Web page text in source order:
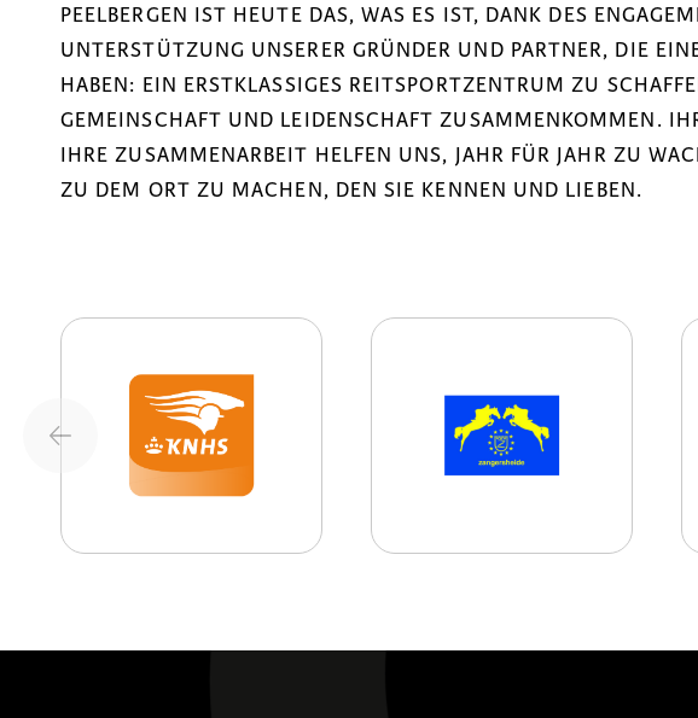
PEELBERGEN IST HEUTE DAS, WAS ES IST, DANK DES
UNTERSTÜTZUNG UNSERER GRÜNDER UND PARTNER, DIE
HABEN: EIN ERSTKLASSIGES REITSPORTZENTRUM ZU
GEMEINSCHAFT UND LEIDENSCHAFT ZUSAMMENKOMMEN.
IHRE ZUSAMMENARBEIT HELFEN UNS, JAHR FÜR JAHR ZU
ZU DEM ORT ZU MACHEN, DEN SIE KENNEN UND LIEBEN.